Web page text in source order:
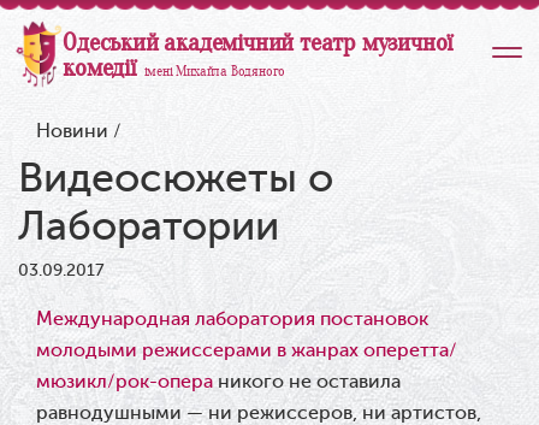
Одеський академічний театр музичної
комедії імені Михайла Водяного
Новини /
Видеосюжеты о
Лаборатории
03.09.2017
Международная лаборатория постановок
молодыми режиссерами в жанрах оперетта/
мюзикл/рок-опера никого не оставила
равнодушными — ни режиссеров, ни артистов,